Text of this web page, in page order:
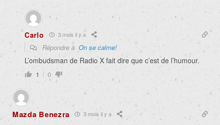
Carlo 3 mois il y a
Répondre à On se calme!
L’ombudsman de Radio X fait dire que c’est de l’humour.
1 0
Mazda Benezra 3 mois il y a